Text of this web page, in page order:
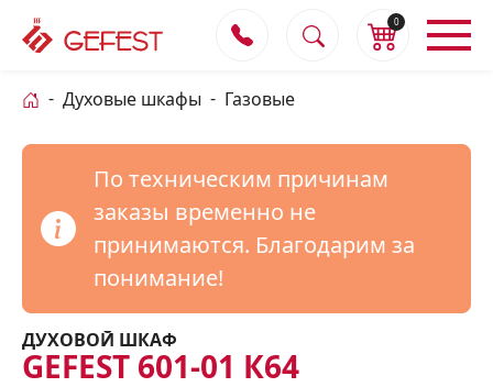
0
Духовые шкафы Газовые
По техническим причинам
заказы временно не
принимаются. Благодарим за
понимание!
ДУХОВОЙ ШКАФ
GEFEST 601-01 К64